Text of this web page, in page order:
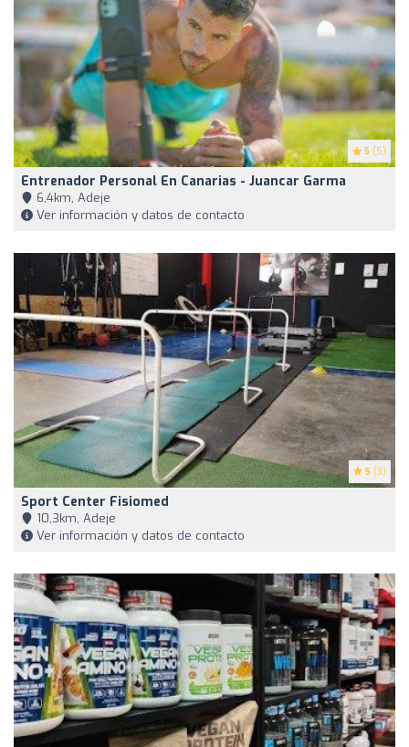
5 (5)
Entrenador Personal En Canarias - Juancar Garma
6,4km, Adeje
Ver información y datos de contacto
5 (3)
Sport Center Fisiomed
10,3km, Adeje
Ver información y datos de contacto